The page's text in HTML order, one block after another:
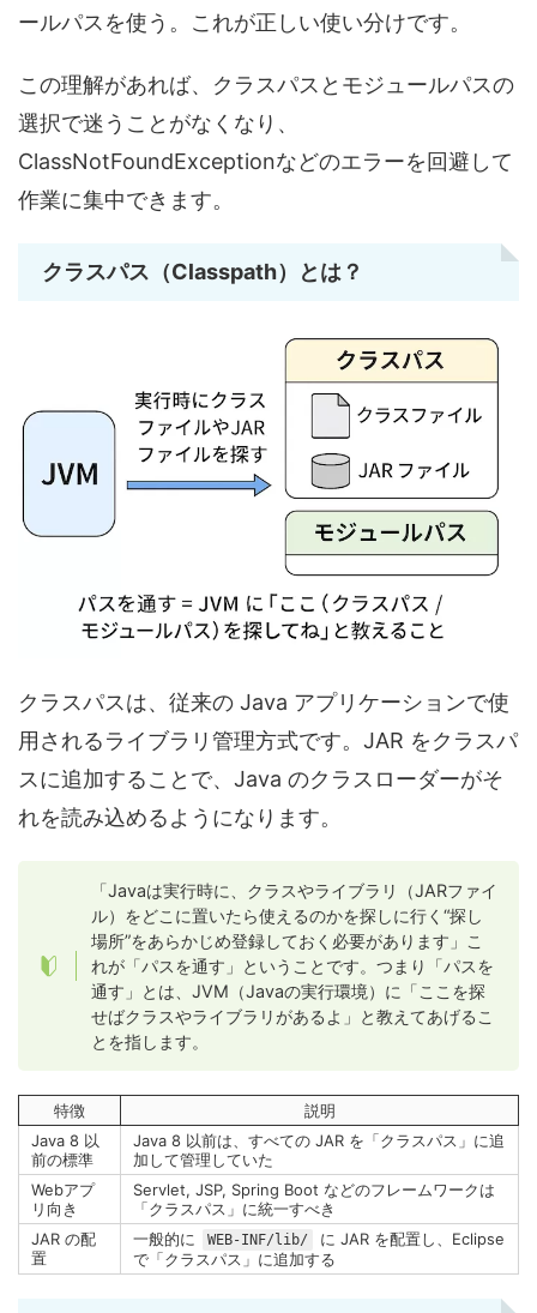
ールパスを使う。これが正しい使い分けです。
この理解があれば、クラスパスとモジュールパスの
選択で迷うことがなくなり、
ClassNotFoundExceptionなどのエラーを回避して
作業に集中できます。
クラスパス（Classpath）とは？
クラスパスは、従来の Java アプリケーションで使
用されるライブラリ管理方式です。JAR をクラスパ
スに追加することで、Java のクラスローダーがそ
れを読み込めるようになります。
「Javaは実行時に、クラスやライブラリ（JARファイ
ル）をどこに置いたら使えるのかを探しに行く“探し
場所”をあらかじめ登録しておく必要があります」こ
れが「パスを通す」ということです。つまり「パスを
通す」とは、JVM（Javaの実行環境）に「ここを探
せばクラスやライブラリがあるよ」と教えてあげるこ
とを指します。
特徴
説明
Java 8 以
前の標準
Java 8 以前は、すべての JAR を「クラスパス」に追
加して管理していた
Webアプ
リ向き
Servlet, JSP, Spring Boot などのフレームワークは
「クラスパス」に統一すべき
JAR の配
置
一般的に WEB-INF/lib/
に JAR を配置し、Eclipse
で「クラスパス」に追加する